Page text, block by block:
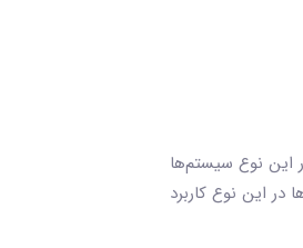
این نوع سیستم‌ها
این نوع کاربرد